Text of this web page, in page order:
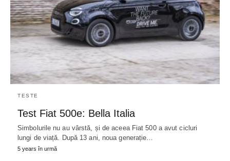
TESTE
Test Fiat 500e: Bella Italia
Simbolurile nu au vârstă, și de aceea Fiat 500 a avut cicluri
lungi de viață. După 13 ani, noua generație…
5 years în urmă